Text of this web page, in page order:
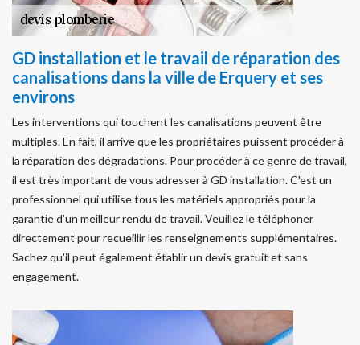
GD installation et le travail de réparation des
canalisations dans la ville de Erquery et ses
environs
Les interventions qui touchent les canalisations peuvent être
multiples. En fait, il arrive que les propriétaires puissent procéder à
la réparation des dégradations. Pour procéder à ce genre de travail,
il est très important de vous adresser à GD installation. C'est un
professionnel qui utilise tous les matériels appropriés pour la
garantie d'un meilleur rendu de travail. Veuillez le téléphoner
directement pour recueillir les renseignements supplémentaires.
Sachez qu'il peut également établir un devis gratuit et sans
engagement.